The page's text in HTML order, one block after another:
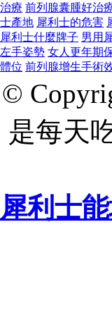
治療 前列腺囊腫好治
士產地 犀利士的危害
犀利士什麼牌子 男用
左手姿勢 女人更年期
體位 前列腺增生手術
©
是每天
犀利士